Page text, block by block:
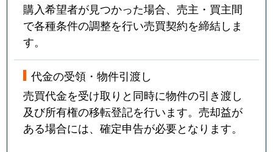
購入希望者が見つかった場合、売主・買主間
で各種条件の調整を行い売買契約を締結しま
す。
代金の受領・物件引渡し
売買代金を受け取りと同時に物件の引き渡し
及び所有権の移転登記を行います。売却益が
ある場合には、確定申告が必要となります。